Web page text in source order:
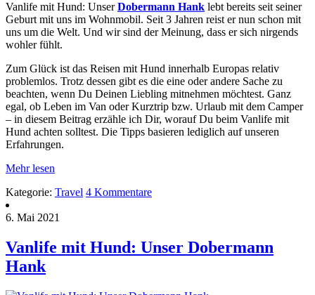
Vanlife mit Hund: UnserDobermann Hank lebt bereits seit seiner
Geburt mit uns im Wohnmobil. Seit 3 Jahren reist er nun schon mit
uns um die Welt. Und wir sind der Meinung, dass er sich nirgends
wohler fühlt.
Zum Glück ist das Reisen mit Hund innerhalb Europas relativ
problemlos. Trotz dessen gibt es die eine oder andere Sache zu
beachten, wenn Du Deinen Liebling mitnehmen möchtest. Ganz
egal, ob Leben im Van oder Kurztrip bzw. Urlaub mit dem Camper
– in diesem Beitrag erzähle ich Dir, worauf Du beim Vanlife mit
Hund achten solltest. Die Tipps basieren lediglich auf unseren
Erfahrungen.
Mehr lesen
Kategorie: Travel 4 Kommentare
6. Mai 2021
Vanlife mit Hund: Unser Dobermann
Hank